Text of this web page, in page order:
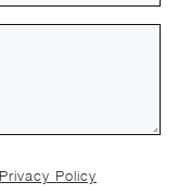
Privacy Policy